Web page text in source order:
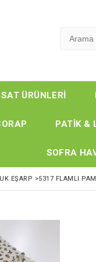
ÜRÜNLERİ
PATİK &
SOFRA
EŞARP >5317 FLAMLI